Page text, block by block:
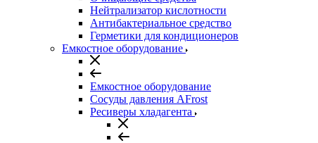
Нейтрализатор кислотности
Антибактериальное средство
Герметики для кондиционеров
Емкостное оборудование
Емкостное оборудование
Сосуды давления AFrost
Ресиверы хладагента